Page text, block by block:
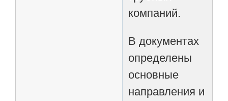
компаний.
В документах
определены
основные
направления и